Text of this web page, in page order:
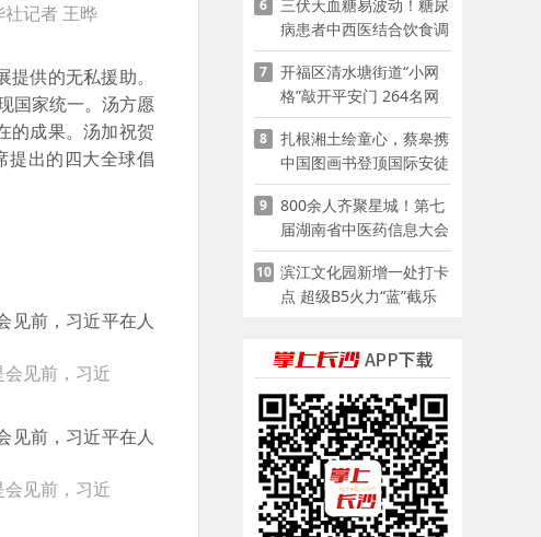
记者 王晔
供的无私援助。
国家统一。汤方愿
的成果。汤加祝贺
提出的四大全球倡
见前，习近
见前，习近
6
三伏天血糖易波动！糖尿
病患者中西医结合饮食调
养指南
7
开福区清水塘街道“小网
格”敲开平安门 264名网
格员扫楼“错峰问安”
8
扎根湘土绘童心，蔡皋携
中国图画书登顶国际安徒
生奖
9
800余人齐聚星城！第七
届湖南省中医药信息大会
开幕，AI正在“读懂”古老
中医
10 滨江文化园新增一处打卡
点 超级B5火力“蓝”截乐